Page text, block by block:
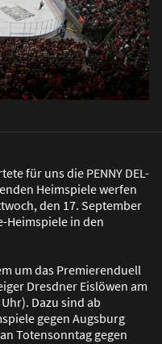
für uns die PENNY DEL-
Heimspiele werfen
den 17. September
Heimspiele in den
um das Premierenduell
Dresdner Eislöwen am
Dazu sind ab
gegen Augsburg
Totensonntag gegen